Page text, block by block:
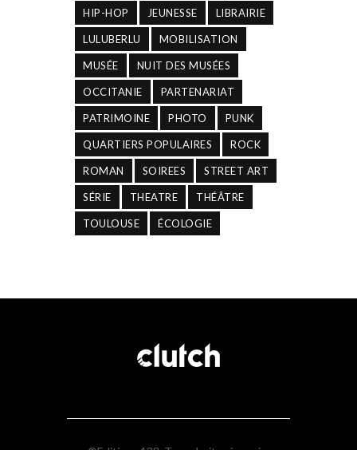
HIP-HOP JEUNESSE LIBRAIRIE
LULUBERLU MOBILISATION
MUSÉE NUIT DES MUSÉES
OCCITANIE PARTENARIAT
PATRIMOINE PHOTO PUNK
QUARTIERS POPULAIRES ROCK
ROMAN SOIREES STREET ART
SÉRIE THEATRE THÉÂTRE
TOULOUSE ÉCOLOGIE